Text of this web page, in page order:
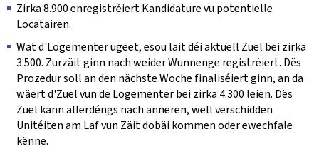
Zirka 8.900 enregistréiert Kandidature vu potentielle
Locatairen.
Wat d'Logementer ugeet, esou läit déi aktuell Zuel bei zirka
3.500. Zurzäit ginn nach weider Wunnenge registréiert. Dës
Prozedur soll an den nächste Woche finaliséiert ginn, an da
wäert d'Zuel vun de Logementer bei zirka 4.300 leien. Dës
Zuel kann allerdéngs nach änneren, well verschidden
Unitéiten am Laf vun Zäit dobäi kommen oder ewechfale
kënne.